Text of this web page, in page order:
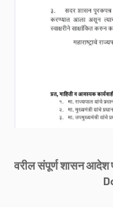
वरील संपूर्ण शासन आदेश